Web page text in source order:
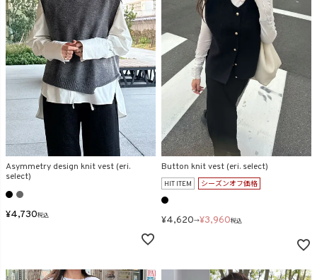
Asymmetry design knit vest (eri.
select)
¥4,730税込
Button knit vest (eri. select)
HIT ITEM シーズンオフ価格
¥4,620→¥3,960税込